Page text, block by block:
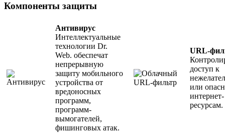
Компоненты защиты
Антивирус
Интеллектуальные
технологии Dr.
Web. обеспечат
непрерывную
защиту мобильного
устройства от
вредоносных
программ,
программ-
вымогателей,
фишинговых атак.
URL-
доступ к
или
интернет-
ресурсам.